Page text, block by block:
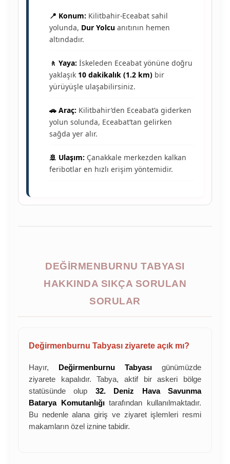
📍 Konum: Kilitbahir-Eceabat sahil
yolunda, Dur Yolcu anıtının hemen
altındadır.
🚶 Yaya: İskeleden Eceabat yönüne doğru
yaklaşık 10 dakikalık (1.2 km) bir
yürüyüşle ulaşabilirsiniz.
🚗 Araç: Kilitbahir’den Eceabat’a giderken
yolun solunda, Eceabat’tan gelirken
sağda yer alır.
🚢 Ulaşım: Çanakkale merkezden kalkan
feribotlar en hızlı erişim yöntemidir.
DEĞIRMENBURNU TABYASI
HAKKINDA SIKÇA SORULAN
SORULAR
Değirmenburnu Tabyası ziyarete açık mı?
Hayır, Değirmenburnu Tabyası günümüzde
ziyarete kapalıdır. Tabya, aktif bir askeri bölge
statüsünde olup 32. Deniz Hava Savunma
Batarya Komutanlığıtarafından kullanılmaktadır.
Bu nedenle alana giriş ve ziyaret işlemleri resmi
makamların özel iznine tabidir.